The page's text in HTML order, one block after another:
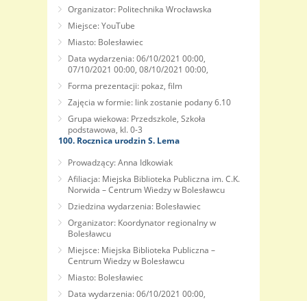
Organizator: Politechnika Wrocławska
Miejsce: YouTube
Miasto: Bolesławiec
Data wydarzenia: 06/10/2021 00:00,
07/10/2021 00:00, 08/10/2021 00:00,
Forma prezentacji: pokaz, film
Zajęcia w formie: link zostanie podany 6.10
Grupa wiekowa: Przedszkole, Szkoła
podstawowa, kl. 0-3
100. Rocznica urodzin S. Lema
Prowadzący: Anna Idkowiak
Afiliacja: Miejska Biblioteka Publiczna im. C.K.
Norwida – Centrum Wiedzy w Bolesławcu
Dziedzina wydarzenia: Bolesławiec
Organizator: Koordynator regionalny w
Bolesławcu
Miejsce: Miejska Biblioteka Publiczna –
Centrum Wiedzy w Bolesławcu
Miasto: Bolesławiec
Data wydarzenia: 06/10/2021 00:00,